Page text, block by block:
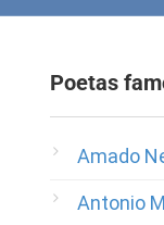
Poetas
Amado
Antonio